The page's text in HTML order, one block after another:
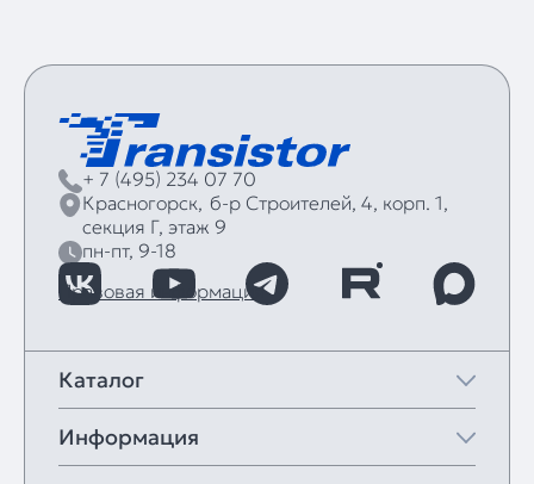
+ 7 (495) 234 07 70
Красногорск, б‑р Строителей, 4, корп. 1,
секция Г, этаж 9
пн-пт, 9-18
Правовая информация
Каталог
Информация